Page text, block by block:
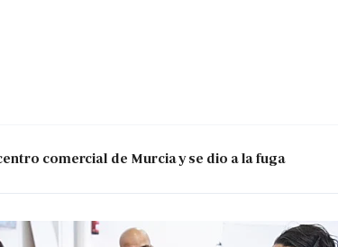
comercial de Murcia y se dio a la fuga